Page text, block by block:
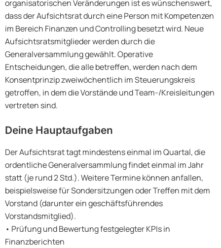
organisatorischen Veränderungen ist es wünschenswert,
dass der Aufsichtsrat durch eine Person mit Kompetenzen
im Bereich Finanzen und Controlling besetzt wird. Neue
Aufsichtsratsmitglieder werden durch die
Generalversammlung gewählt. Operative
Entscheidungen, die alle betreffen, werden nach dem
Konsentprinzip zweiwöchentlich im Steuerungskreis
getroffen, in dem die Vorstände und Team-/Kreisleitungen
vertreten sind.
Deine Hauptaufgaben
Der Aufsichtsrat tagt mindestens einmal im Quartal, die
ordentliche Generalversammlung findet einmal im Jahr
statt (je rund 2 Std.). Weitere Termine können anfallen,
beispielsweise für Sondersitzungen oder Treffen mit dem
Vorstand (darunter ein geschäftsführendes
Vorstandsmitglied).
• Prüfung und Bewertung festgelegter KPIs in
Finanzberichten